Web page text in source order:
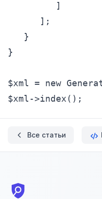
         ]
      ];
   }
}
$xml = new
$xml->index();
Все статьи